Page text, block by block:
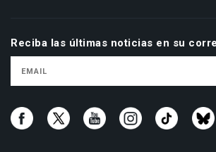
Reciba las últimas noticias en su